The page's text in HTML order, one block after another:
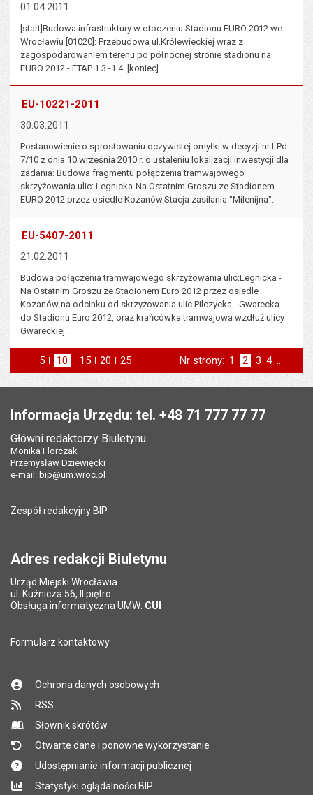
01.04.2011
[start]Budowa infrastruktury w otoczeniu Stadionu EURO 2012 we
Wrocławiu [01020]: Przebudowa ul.Królewieckiej wraz z
zagospodarowaniem terenu po północnej stronie stadionu na
EURO 2012 - ETAP 1.3.-1.4. [koniec]
EU-10221-2011
30.03.2011
Postanowienie o sprostowaniu oczywistej omyłki w decyzji nr I-Pd-
7/10 z dnia 10 września 2010 r. o ustaleniu lokalizacji inwestycji dla
zadania: Budowa fragmentu połączenia tramwajowego
skrzyżowania ulic: Legnicka-Na Ostatnim Groszu ze Stadionem
EURO 2012 przez osiedle Kozanów.Stacja zasilania "Milenijna".
EU-5407-2011
21.02.2011
Budowa połączenia tramwajowego skrzyżowania ulic:Legnicka -
Na Ostatnim Groszu ze Stadionem Euro 2012 przez osiedle
Kozanów na odcinku od skrzyżowania ulic Pilczycka - Gwarecka
do Stadionu Euro 2012, oraz krańcówka tramwajowa wzdłuż ulicy
Gwareckiej.
5 elementów na stronie
10 elementów
na stronie
15 elementów
na stronie
20 elementów
na stronie
25 elementów
na stronie
Nr strony: Strona
1 Strona
2 Strona
3 Strona
4 ..
Informacja Urzędu: tel. +48 71 777 77 77
Główni redaktorzy Biuletynu
Monika Florczak
Przemysław Dziewięcki
e-mail: bip@um.wroc.pl
Zespół redakcyjny BIP
Adres redakcji Biuletynu
Urząd Miejski Wrocławia
ul. Kuźnicza 56, II piętro
Obsługa informatyczna UMW: CUI
Formularz kontaktowy
Ochrona danych osobowych
RSS
Słownik skrótów
Otwarte dane i ponowne wykorzystanie
Udostępnianie informacji publicznej
Statystyki oglądalności BIP